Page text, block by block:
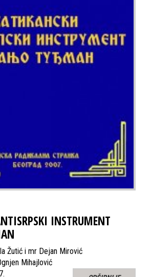
INSTRUMENT
Žutić i mr Dejan Mirović
Mihajlović